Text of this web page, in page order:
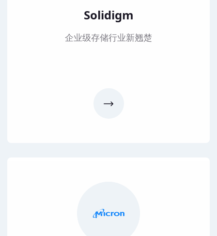
Solidigm
企业级存储行业新翘楚